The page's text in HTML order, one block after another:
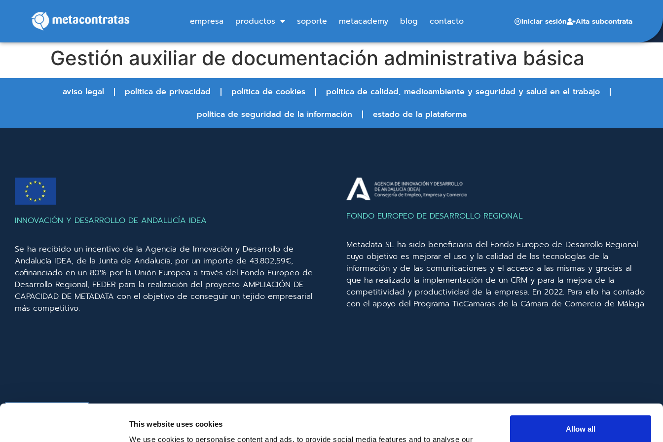
This website uses cookies
We use cookies to personalise content and ads, to provide social media features and to analyse our
Allow all
empresa productos soporte metacademy blog contacto Iniciar sesión Alta subcontrata
Gestión auxiliar de documentación administrativa básica
aviso legal política de privacidad política de cookies
política de calidad, medioambiente y seguridad y salud en el trabajo
política de seguridad de la información
estado de la plataforma
INNOVACIÓN Y DESARROLLO DE ANDALUCÍA IDEA
Se ha recibido un incentivo de la Agencia de Innovación y Desarrollo de
Andalucía IDEA, de la Junta de Andalucía, por un importe de 43.802,59€,
cofinanciado en un 80% por la Unión Europea a través del Fondo Europeo de
Desarrollo Regional, FEDER para la realización del proyecto AMPLIACIÓN DE
CAPACIDAD DE METADATA con el objetivo de conseguir un tejido empresarial
más competitivo.
FONDO EUROPEO DE DESARROLLO REGIONAL
Metadata SL ha sido beneficiaria del Fondo Europeo de Desarrollo Regional
cuyo objetivo es mejorar el uso y la calidad de las tecnologías de la
información y de las comunicaciones y el acceso a las mismas y gracias al
que ha realizado la implementación de un CRM y para la mejora de la
competitividad y productividad de la empresa. En 2022. Para ello ha contado
con el apoyo del Programa TicCamaras de la Cámara de Comercio de Málaga.